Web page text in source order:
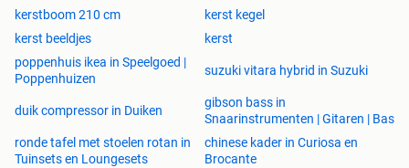
kerstboom 210 cm
kerst kegel
kerst beeldjes
kerst
poppenhuis ikea in Speelgoed |
Poppenhuizen
suzuki vitara hybrid in Suzuki
duik compressor in Duiken
gibson bass in
Snaarinstrumenten | Gitaren | Bas
ronde tafel met stoelen rotan in
Tuinsets en Loungesets
chinese kader in Curiosa en
Brocante